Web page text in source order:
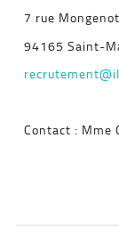
7 rue
94165 Saint-
Contact : Mme